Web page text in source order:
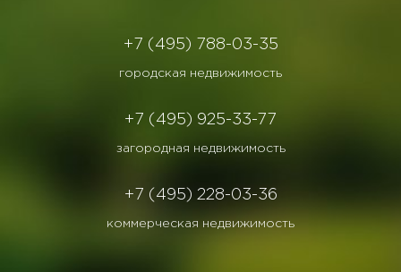
+7 (495) 788-03-35
городская недвижимость
+7 (495) 925-33-77
загородная недвижимость
+7 (495) 228-03-36
коммерческая недвижимость